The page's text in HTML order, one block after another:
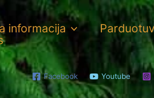
informacija
Facebook Youtube